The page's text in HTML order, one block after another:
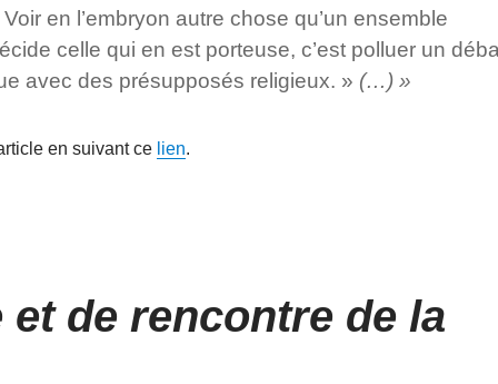
Voir en l’embryon autre chose qu’un ensemble
celle qui en est porteuse, c’est polluer un
avec des présupposés religieux. » (…) »
en suivant ce lien.
et de rencontre de la